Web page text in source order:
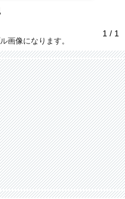
1 / 1
画像になります。